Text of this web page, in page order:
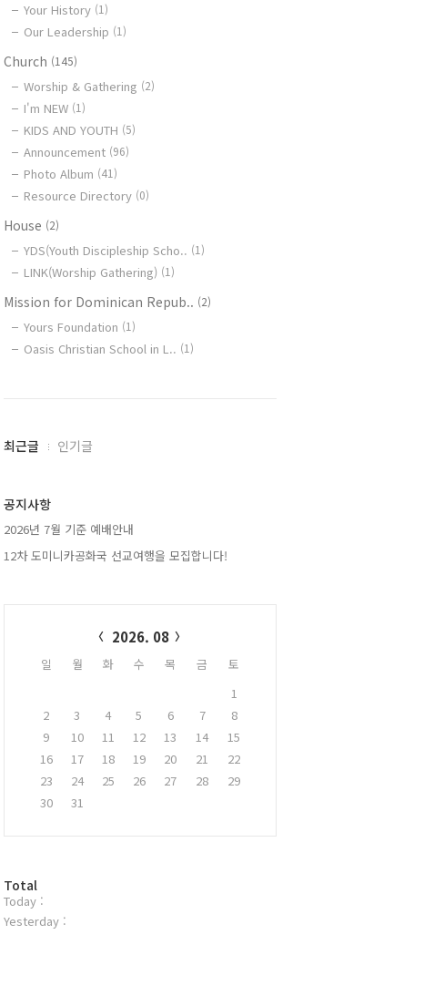
Your History (1)
Our Leadership (1)
Church (145)
Worship & Gathering (2)
I'm NEW (1)
KIDS AND YOUTH (5)
Announcement (96)
Photo Album (41)
Resource Directory (0)
House (2)
YDS(Youth Discipleship Scho.. (1)
LINK(Worship Gathering) (1)
Mission for Dominican Repub.. (2)
Yours Foundation (1)
Oasis Christian School in L.. (1)
최
과
기
글
최근글 인기글
공지사항
2026년 7월 기준 예배안내
12차 도미니카공화국 선교여행을 모집합니다!
2026. 08
일 월 화 수 목 금
토
1
2
3 4 5 6 7
8
9
10 11 12 13 14
15
16
17 18 19 20 21
22
23
24 25 26 27 28
29
30
31
방
문
자
Total
Today :
Yesterday :